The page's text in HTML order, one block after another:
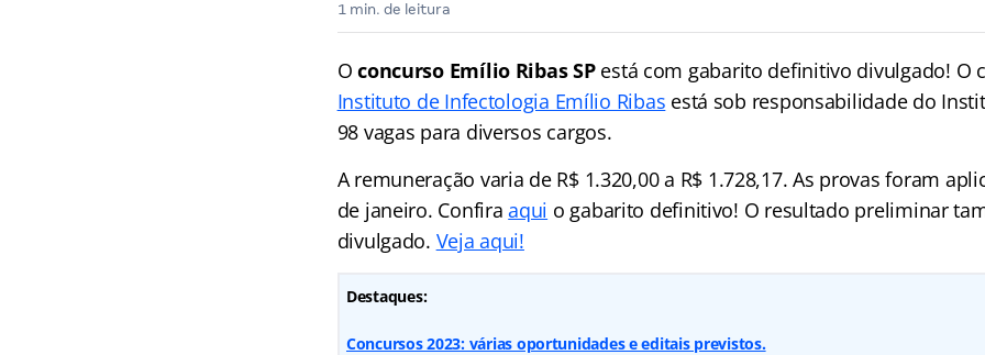
1 min. de leitura
Oconcurso Emílio Ribas SPestá com gabarito definitivo divulgado! O
Instituto de Infectologia Emílio Ribas está sob responsabilidade do
98 vagas para diversos cargos.
A remuneração varia de R$ 1.320,00 a R$ 1.728,17. As provas foram
de janeiro. Confiraaqui o gabarito definitivo! O resultado preliminar
divulgado. Veja aqui!
Destaques:
Concursos 2023: várias oportunidades e editais previstos.